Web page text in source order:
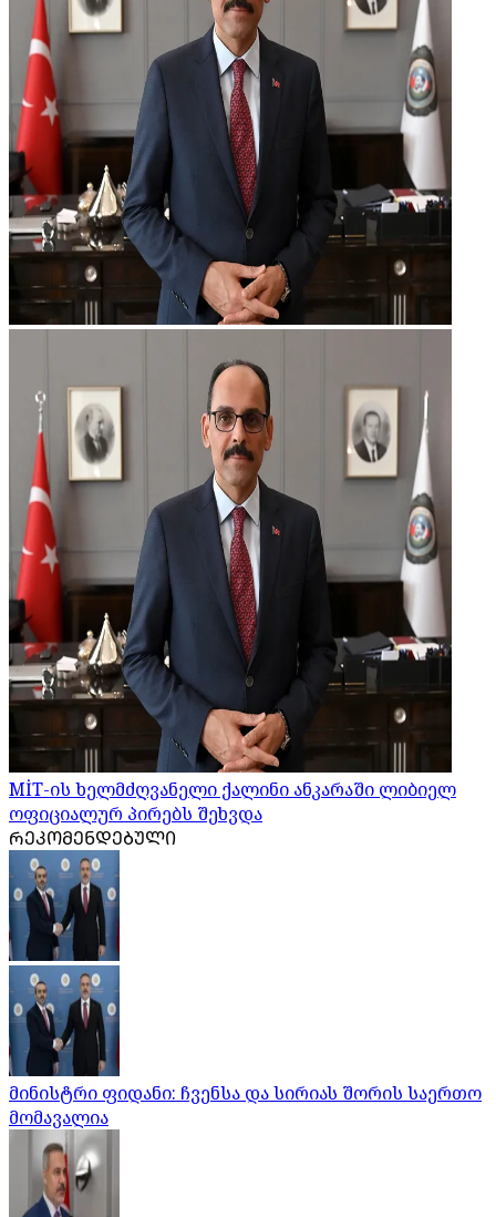
MİT-ის ხელმძღვანელი ქალინი ანკარაში ლიბიელ
ოფიციალურ პირებს შეხვდა
ᲠᲔᲙᲝᲛᲔᲜᲓᲔᲑᲣᲚᲘ
მინისტრი ფიდანი: ჩვენსა და სირიას შორის საერთო
მომავალია